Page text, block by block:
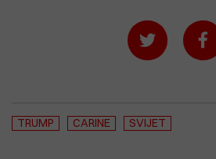
TRUMP CARINE SVIJET